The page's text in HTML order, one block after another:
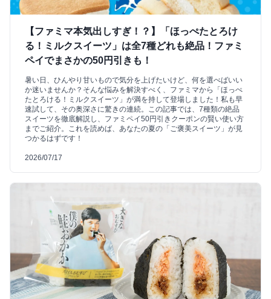
【ファミマ本気出しすぎ！？】「ほっぺたとろけ
る！ミルクスイーツ」は全7種どれも絶品！ファミ
ペイでまさかの50円引きも！
暑い日、ひんやり甘いもので気分を上げたいけど、何を選べばいい
か迷いませんか？そんな悩みを解決すべく、ファミマから「ほっぺ
たとろける！ミルクスイーツ」が満を持して登場しました！私も早
速試して、その奥深さに驚きの連続。この記事では、7種類の絶品
スイーツを徹底解説し、ファミペイ50円引きクーポンの賢い使い方
までご紹介。これを読めば、あなたの夏の「ご褒美スイーツ」が見
つかるはずです！
2026/07/17